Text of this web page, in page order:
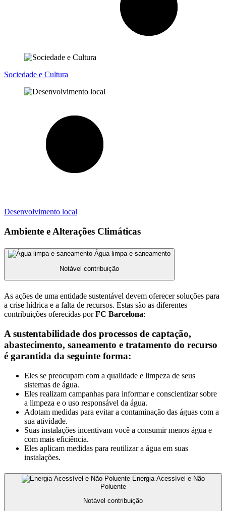
Sociedade e Cultura
Desenvolvimento local
Ambiente e Alterações Climáticas
Água limpa e saneamento
Notável contribuição
As ações de uma entidade sustentável devem oferecer soluções para
a crise hídrica e a falta de recursos. Estas são as diferentes
contribuições oferecidas porFC Barcelona:
A sustentabilidade dos processos de captação,
abastecimento, saneamento e tratamento do recurso
é garantida da seguinte forma:
Eles se preocupam com a qualidade e limpeza de seus
sistemas de água.
Eles realizam campanhas para informar e conscientizar sobre
a limpeza e o uso responsável da água.
Adotam medidas para evitar a contaminação das águas com a
sua atividade.
Suas instalações incentivam você a consumir menos água e
com mais eficiência.
Eles aplicam medidas para reutilizar a água em suas
instalações.
Energia Acessível e Não
Poluente
Notável contribuição